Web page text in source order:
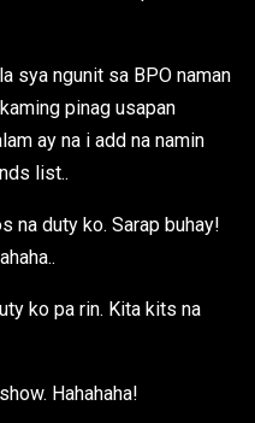
sya ngunit sa BPO naman
pinag usapan
ay na i add na namin
list..
na duty ko. Sarap buhay!
ko pa rin. Kita kits na
Hahahaha!